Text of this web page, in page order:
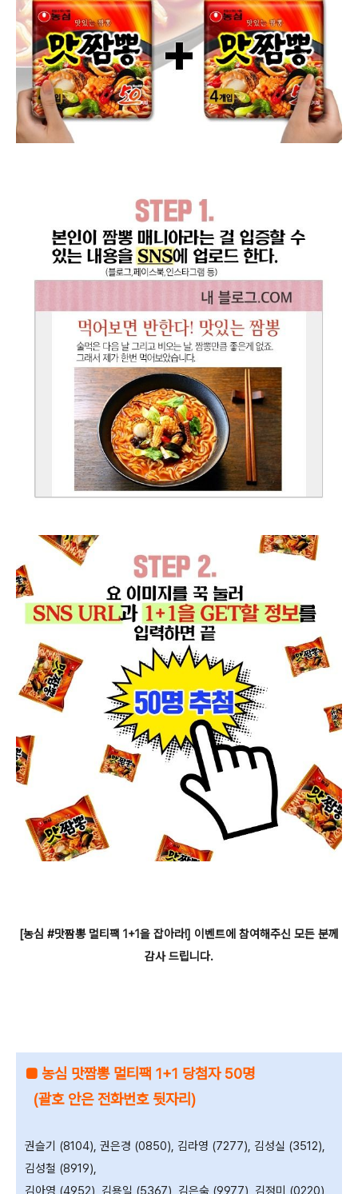
[농심 #맛짬뽕 멀티팩 1+1을 잡아라!] 이벤트에 참여해주신 모든 분께
감사 드립니다.
■ 농심 맛짬뽕 멀티팩 1+1 당첨자 50명
(괄호 안은 전화번호 뒷자리)
권슬기 (8104), 권은경 (0850), 김라영 (7277), 김성실 (3512),
김성철 (8919),
김아영 (4952), 김용일 (5367), 김은숙 (9977), 김정미 (0220),